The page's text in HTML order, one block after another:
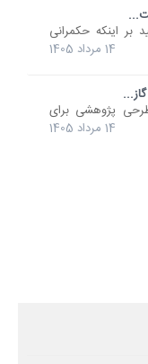
اینکه حکمرانی
14 مرداد 1405
پژوهشی برای
14 مرداد 1405